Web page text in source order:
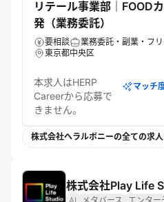
リテール事業部｜FOOD
発（業務委託）
要相談 業務委託・副業・フ
東京都中央区
本求人はHERP
Careerから応募で
きません。
マッチ
株式会社へラルボニーの全ての求
株式会社Play Life